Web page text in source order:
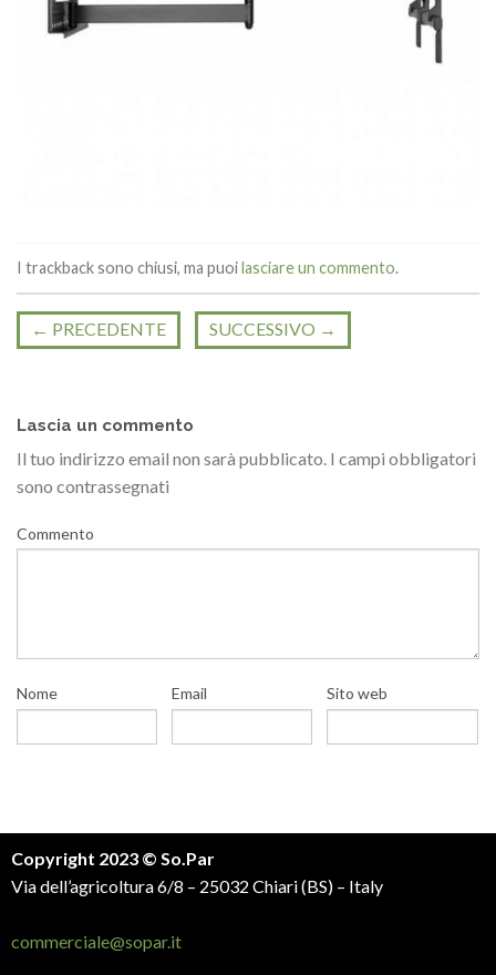
I trackback sono chiusi, ma puoilasciare un commento.
← PRECEDENTE SUCCESSIVO →
Lascia un commento
Il tuo indirizzo email non sarà pubblicato. I campi obbligatori
sono contrassegnati
Commento
Nome Email Sito web
Copyright 2023 © So.Par
Via dell’agricoltura 6/8 – 25032 Chiari (BS) – Italy
commerciale@sopar.it